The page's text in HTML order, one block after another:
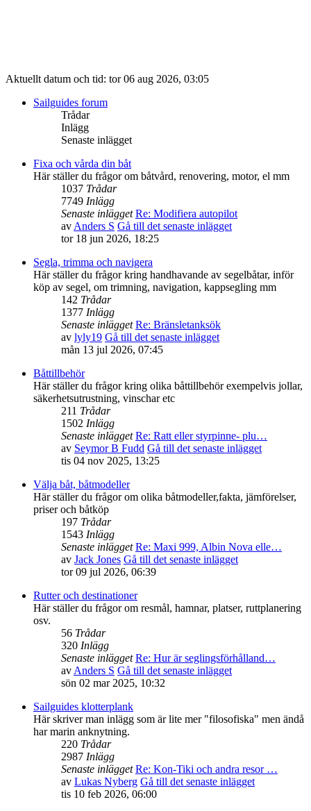
Aktuellt datum och tid: tor 06 aug 2026, 03:05
Sailguides forum
Trådar
Inlägg
Senaste inlägget
Fixa och vårda din båt
Här ställer du frågor om båtvård, renovering, motor, el mm
1037 Trådar
7749 Inlägg
Senaste inlägget Re: Modifiera autopilot
avAnders S Gå till det senaste inlägget
tor 18 jun 2026, 18:25
Segla, trimma och navigera
Här ställer du frågor kring handhavande av segelbåtar, inför
köp av segel, om trimning, navigation, kappsegling mm
142 Trådar
1377 Inlägg
Senaste inlägget Re: Bränsletanksök
av lyly19 Gå till det senaste inlägget
mån 13 jul 2026, 07:45
Båttillbehör
Här ställer du frågor kring olika båttillbehör exempelvis jollar,
säkerhetsutrustning, vinschar etc
211 Trådar
1502 Inlägg
Senaste inlägget Re: Ratt eller styrpinne- plu…
av Seymor B Fudd Gå till det senaste inlägget
tis 04 nov 2025, 13:25
Välja båt, båtmodeller
Här ställer du frågor om olika båtmodeller,fakta, jämförelser,
priser och båtköp
197 Trådar
1543 Inlägg
Senaste inlägget Re: Maxi 999, Albin Nova elle…
av Jack Jones Gå till det senaste inlägget
tor 09 jul 2026, 06:39
Rutter och destinationer
Här ställer du frågor om resmål, hamnar, platser, ruttplanering
osv.
56 Trådar
320 Inlägg
Senaste inlägget Re: Hur är seglingsförhålland…
avAnders S Gå till det senaste inlägget
sön 02 mar 2025, 10:32
Sailguides klotterplank
Här skriver man inlägg som är lite mer "filosofiska" men ändå
har marin anknytning.
220 Trådar
2987 Inlägg
Senaste inlägget Re: Kon-Tiki och andra resor …
av Lukas Nyberg Gå till det senaste inlägget
tis 10 feb 2026, 06:00